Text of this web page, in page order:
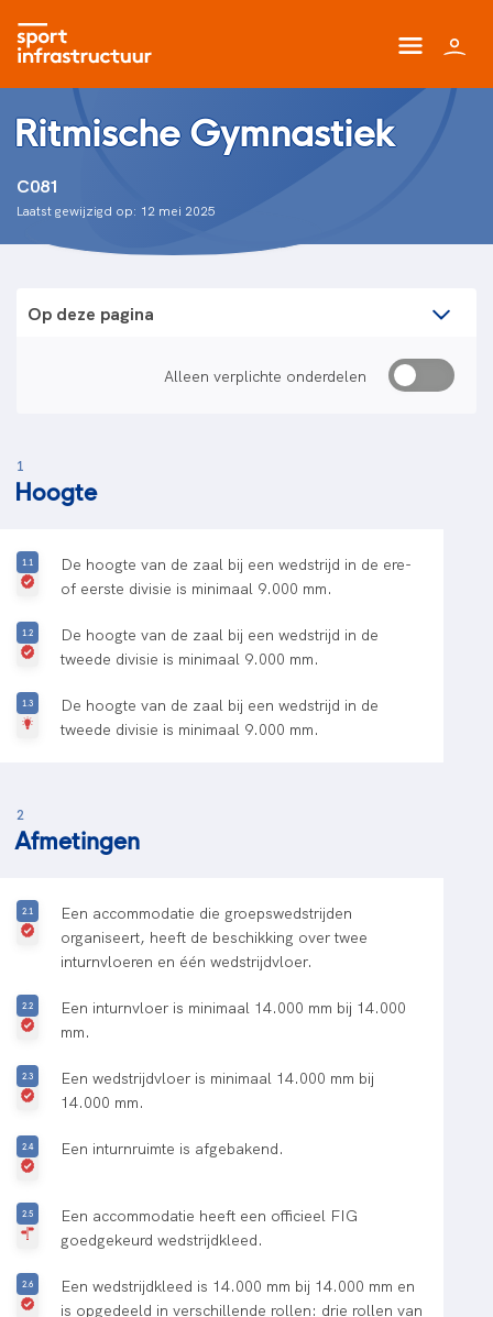
Ritmische Gymnastiek
C081
Laatst gewijzigd op: 12 mei 2025
Op deze pagina
Alleen verplichte onderdelen
1
Hoogte
De hoogte van de zaal bij een wedstrijd in de ere-
of eerste divisie is minimaal 9.000 mm.
De hoogte van de zaal bij een wedstrijd in de
tweede divisie is minimaal 9.000 mm.
De hoogte van de zaal bij een wedstrijd in de
tweede divisie is minimaal 9.000 mm.
2
Afmetingen
Een accommodatie die groepswedstrijden
organiseert, heeft de beschikking over twee
inturnvloeren en één wedstrijdvloer.
Een inturnvloer is minimaal 14.000 mm bij 14.000
mm.
Een wedstrijdvloer is minimaal 14.000 mm bij
14.000 mm.
Een inturnruimte is afgebakend.
Een accommodatie heeft een officieel FIG
goedgekeurd wedstrijdkleed.
Een wedstrijdkleed is 14.000 mm bij 14.000 mm en
is opgedeeld in verschillende rollen: drie rollen van